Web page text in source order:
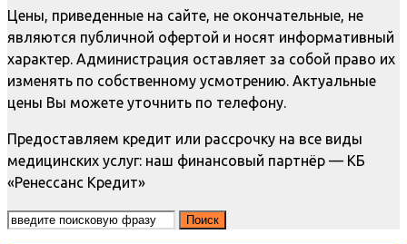
Цены, приведенные на сайте, не окончательные, не
являются публичной офертой и носят информативный
характер. Администрация оставляет за собой право их
изменять по собственному усмотрению. Актуальные
цены Вы можете уточнить по телефону.
Предоставляем кредит или рассрочку на все виды
медицинских услуг: наш финансовый партнёр — КБ
«Ренессанс Кредит»